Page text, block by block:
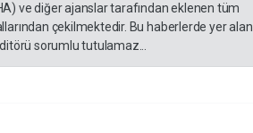
ve diğer ajanslar tarafından eklenen tüm
çekilmektedir. Bu haberlerde yer alan
sorumlu tutulamaz...